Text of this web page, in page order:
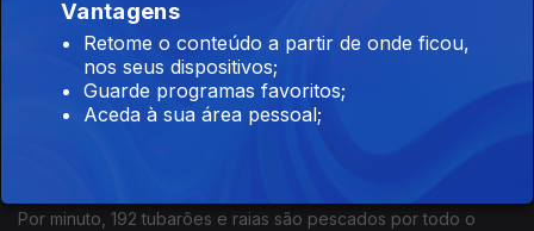
07 jun. 2022
Um olhar sobre a produção de um ponto de vista artístico e,
assim, como antídoto para o consumismo desenfreado e a
cultura descartável. Com Vasco Futscher Pereira e Melissa
Truniger.
Por minuto, 192 tubarões e raias são pescados por todo o
Vantagens
Retome o conteúdo a partir de onde ficou,
nos seus dispositivos;
Guarde programas favoritos;
Aceda à sua área pessoal;